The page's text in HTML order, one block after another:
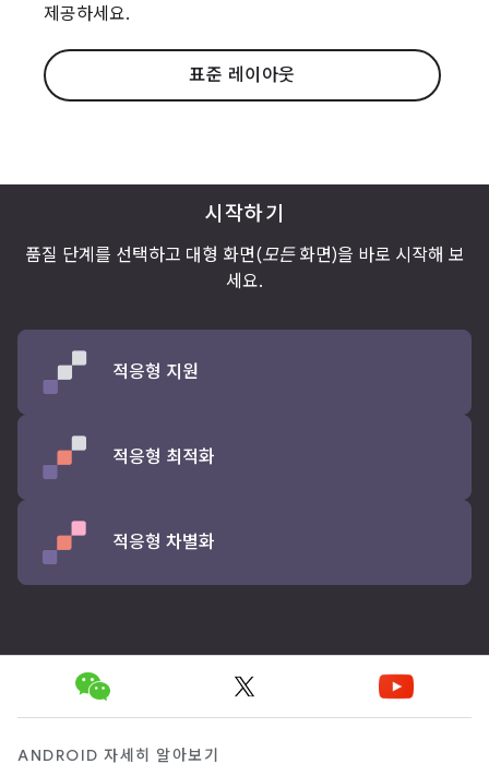
제공하세요.
표준 레이아웃
시작하기
품질 단계를 선택하고 대형 화면(모든화면)을 바로 시작해 보
세요.
적응형 지원
적응형 최적화
적응형 차별화
ANDROID 자세히 알아보기